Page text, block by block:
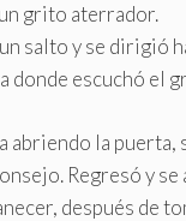
grito aterrador.
salto y se dirigió
donde escuchó el
abriendo la puerta,
Regresó y se
después de